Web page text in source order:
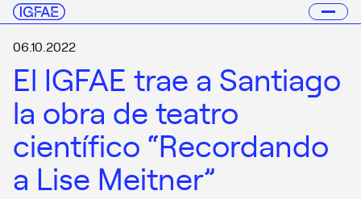
06.10.2022
El IGFAE trae a Santiago
la obra de teatro
científico “Recordando
a Lise Meitner”